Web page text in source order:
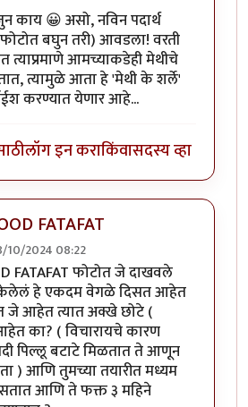
काय 😀 असो, नविन पदार्थ
बघुन तरी) आवडला! वरती
आमच्याकडेही मेथीचे
त्यामुळे आता हे 'मेथी के शर्ले'
करण्यात येणार आहे...
लॉग इन कराकिंवासदस्य व्हा
FATAFAT
10/2024 08:22
FATAFAT फोटोत जे दाखवले
हे एकदम वेगळे दिसत आहेत
जे आहेत त्यात अक्खे छोटे (
का? ( विचारायचे कारण
पिल्लू बटाटे मिळतात ते आणून
) आणि तुमच्या तयारीत मध्यम
आणि ते फक्त ३ महिने